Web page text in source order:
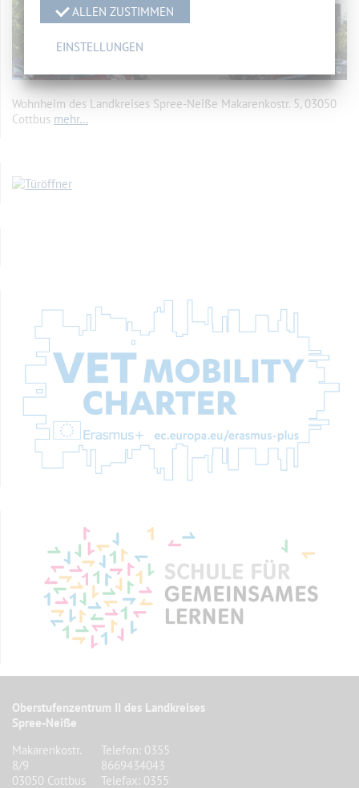
Wohnheim des Landkreises Spree-Neiße Makarenkostr. 5, 03050
Cottbus mehr…
Oberstufenzentrum II des Landkreises
Spree-Neiße
Makarenkostr.
8/9
03050 Cottbus
Telefon: 0355
8669434043
Telefax: 0355
ALLEN ZUSTIMMEN
EINSTELLUNGEN